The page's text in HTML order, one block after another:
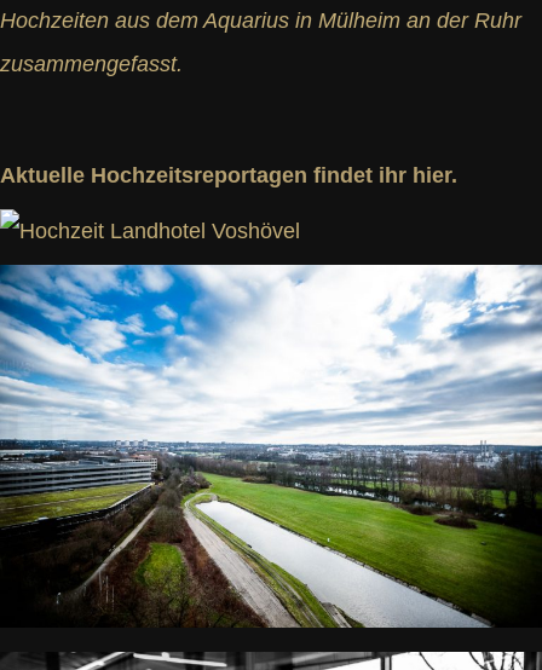
Hochzeiten aus dem Aquarius in Mülheim an der Ruhr
zusammengefasst.
Aktuelle Hochzeitsreportagen findet ihr hier.